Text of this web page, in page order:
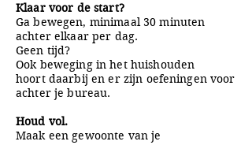
Klaar voor de start?
Ga bewegen, minimaal 30 minuten
achter elkaar per dag.
Geen tijd?
Ook beweging in het huishouden
hoort daarbij en er zijn oefeningen voor
achter je bureau.
Houd vol.
Maak een gewoonte van je